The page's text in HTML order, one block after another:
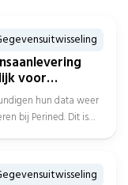
voor
hun data weer
bij Perined. Dit is